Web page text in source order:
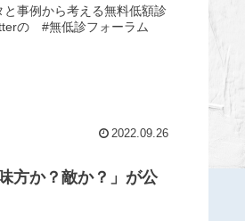
事例から考える無料低額診
の #無低診フォーラム
2022.09.26
方か？敵か？」が公